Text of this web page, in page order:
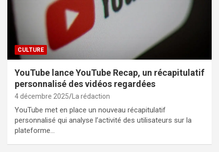
CULTURE
YouTube lance YouTube Recap, un récapitulatif
personnalisé des vidéos regardées
4 décembre 2025 La rédaction
YouTube met en place un nouveau récapitulatif
personnalisé qui analyse l’activité des utilisateurs sur la
plateforme…